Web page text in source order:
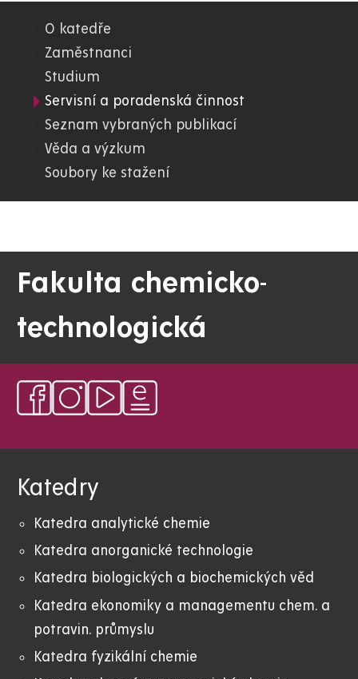
05.
FChT
O katedře
Zaměstnanci
Studium
Servisní a poradenská činnost
Seznam vybraných publikací
Věda a výzkum
Soubory ke stažení
Fakulta chemicko-
technologická
Katedry
Katedra analytické chemie
Katedra anorganické technologie
Katedra biologických a biochemických věd
Katedra ekonomiky a managementu chem. a
potravin. průmyslu
Katedra fyzikální chemie